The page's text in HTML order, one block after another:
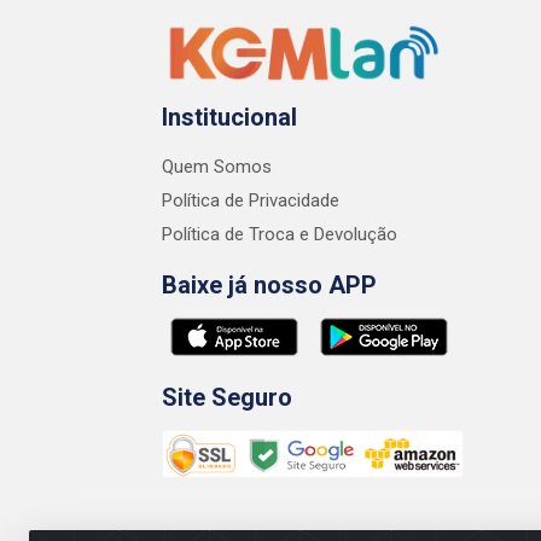
Institucional
Quem Somos
Política de Privacidade
Política de Troca e Devolução
Baixe já nosso APP
Site Seguro